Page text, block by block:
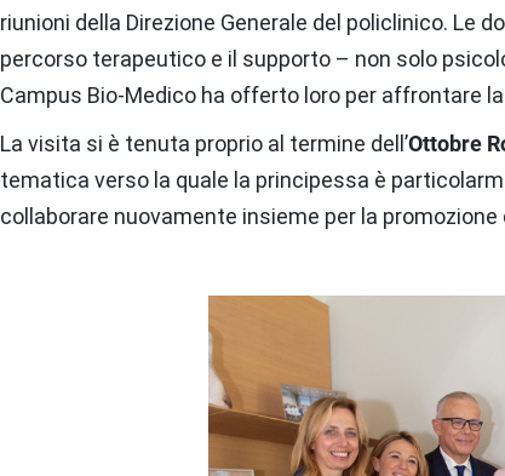
riunioni della Direzione Generale del policlinico. Le
percorso terapeutico e il supporto – non solo
Campus Bio-Medico ha offerto loro per affrontare
La visita si è tenuta proprio al termine dell’Ottobre
tematica verso la quale la principessa è
collaborare nuovamente insieme per la